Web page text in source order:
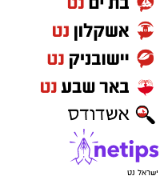
ישראל נט